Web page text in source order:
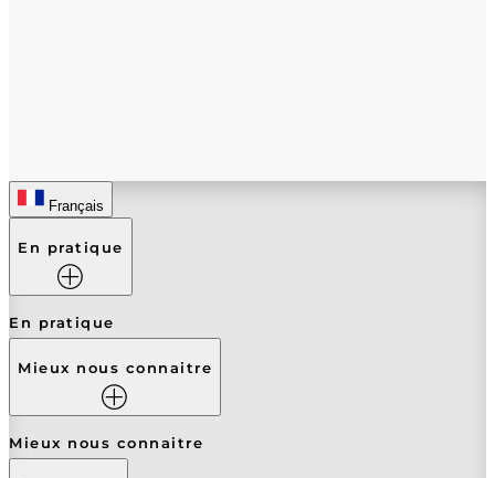
Français
En pratique
En pratique
Mieux nous connaitre
Mieux nous connaitre